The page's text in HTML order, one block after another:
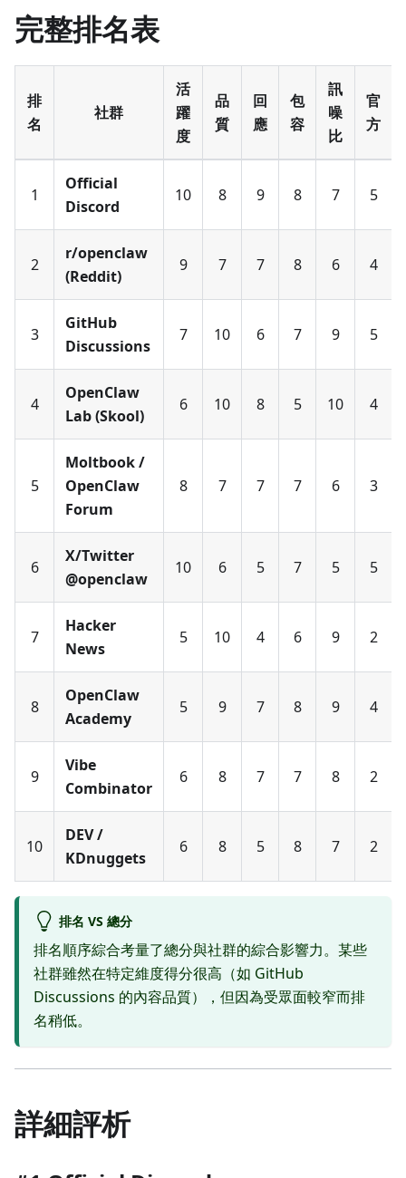
完整排名表
排
名
社群
活
躍
度
品
質
回
應
包
容
訊
噪
比
官
方
1
Official
Discord
10 8 9 8 7 5
2
r/openclaw
(Reddit)
9 7 7 8 6 4
3
GitHub
Discussions
7 10 6 7 9 5
4
OpenClaw
Lab (Skool)
6 10 8 5 10 4
5
Moltbook /
OpenClaw
Forum
8 7 7 7 6 3
6
X/Twitter
@openclaw
10 6 5 7 5 5
7
Hacker
News
5 10 4 6 9 2
8
OpenClaw
Academy
5 9 7 8 9 4
9
Vibe
Combinator
6 8 7 7 8 2
10
DEV /
KDnuggets
6 8 5 8 7 2
排名 VS 總分
排名順序綜合考量了總分與社群的綜合影響力。某些
社群雖然在特定維度得分很高（如 GitHub
Discussions 的內容品質），但因為受眾面較窄而排
名稍低。
詳細評析